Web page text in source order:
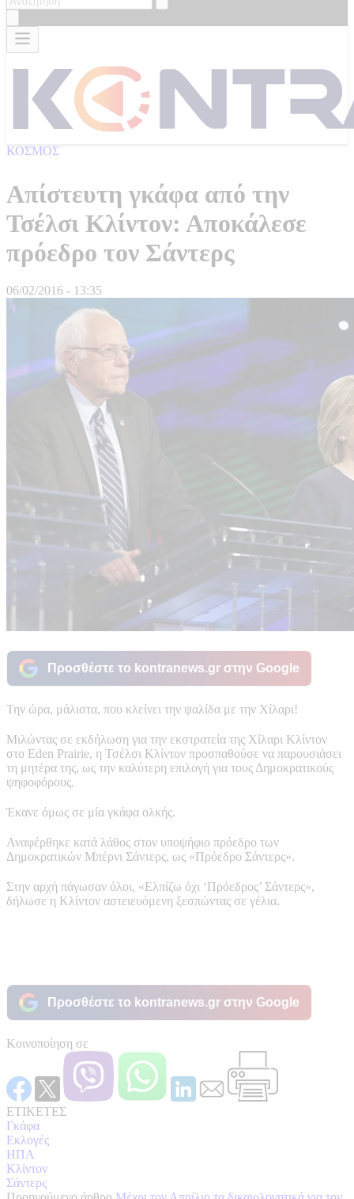
ΚΟΣΜΟΣ
Απίστευτη γκάφα από την
Τσέλσι Κλίντον: Αποκάλεσε
πρόεδρο τον Σάντερς
06/02/2016 - 13:35
Προσθέστε το kontranews.gr στην Google
Την ώρα, μάλιστα, που κλείνει την ψαλίδα με την Χίλαρι!
Μιλώντας σε εκδήλωση για την εκστρατεία της Χίλαρι Κλίντον
στο Eden Prairie, η Τσέλσι Κλίντον προσπαθούσε να παρουσιάσει
τη μητέρα της, ως την καλύτερη επιλογή για τους Δημοκρατικούς
ψηφοφόρους.
Έκανε όμως σε μία γκάφα ολκής.
Αναφέρθηκε κατά λάθος στον υποψήφιο πρόεδρο των
Δημοκρατικών Μπέρνι Σάντερς, ως «Πρόεδρο Σάντερς».
Στην αρχή πάγωσαν όλοι, «Ελπίζω όχι ‘Πρόεδρος’ Σάντερς»,
δήλωσε η Κλίντον αστειευόμενη ξεσπώντας σε γέλια.
Προσθέστε το kontranews.gr στην Google
Κοινοποίηση σε
ΕΤΙΚΕΤΕΣ
Γκάφα
Εκλογές
ΗΠΑ
Κλίντον
Σάντερς